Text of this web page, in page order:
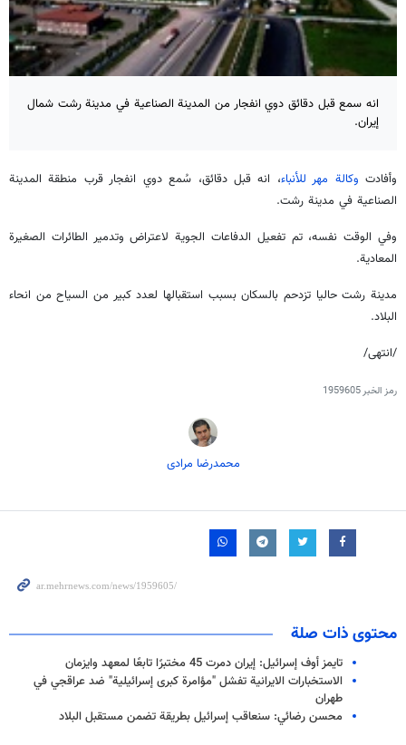
انه سمع قبل دقائق دوي انفجار من المدينة الصناعية في مدينة رشت شمال
إيران.
وأفادت وكالة مهر للأنباء، انه قبل دقائق، سُمع دوي انفجار قرب منطقة المدينة
الصناعية في مدينة رشت.
وفي الوقت نفسه، تم تفعيل الدفاعات الجوية لاعتراض وتدمير الطائرات الصغيرة
المعادية.
مدينة رشت حاليا تزدحم بالسكان بسبب استقبالها لعدد كبير من السياح من انحاء
البلاد.
/انتهى/
رمز الخبر1959605
محمدرضا مرادی
محتوى ذات صلة
تايمز أوف إسرائيل: إيران دمرت 45 مختبرًا تابعًا لمعهد وايزمان
الاستخبارات الايرانية تفشل "مؤامرة كبرى إسرائيلية" ضد عراقجي في
طهران
محسن رضائي: سنعاقب إسرائيل بطريقة تضمن مستقبل البلاد